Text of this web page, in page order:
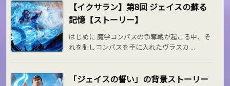
【イクサラン】第8回 ジェイスの蘇る
記憶【ストーリー】
はじめに 魔学コンパスの争奪戦が起こる中、そ
れを制しコンパスを手に入れたヴラスカ ...
「ジェイスの誓い」の背景ストーリー